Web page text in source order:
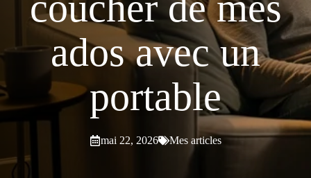
ados avec un
portable
mai 22, 2026 Mes articles